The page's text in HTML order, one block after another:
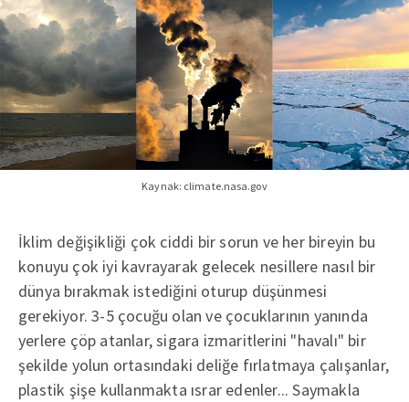
Kaynak: climate.nasa.gov
İklim değişikliği çok ciddi bir sorun ve her bireyin bu
konuyu çok iyi kavrayarak gelecek nesillere nasıl bir
dünya bırakmak istediğini oturup düşünmesi
gerekiyor. 3-5 çocuğu olan ve çocuklarının yanında
yerlere çöp atanlar, sigara izmaritlerini "havalı" bir
şekilde yolun ortasındaki deliğe fırlatmaya çalışanlar,
plastik şişe kullanmakta ısrar edenler... Saymakla